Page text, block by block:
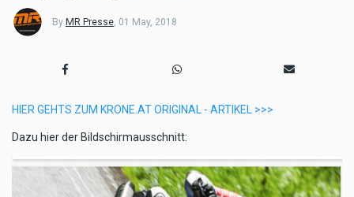
By MR Presse, 01 May, 2018
HIER GEHTS ZUM KRONE.AT ORIGINAL - ARTIKEL >>>
Dazu hier der Bildschirmausschnitt: